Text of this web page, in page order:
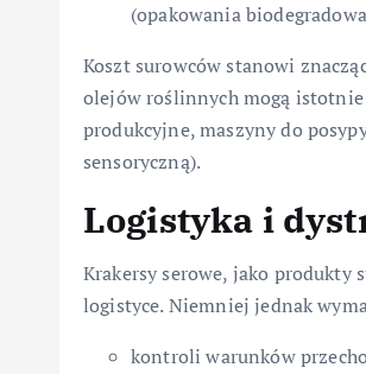
(opakowania
Koszt surowców stanowi
olejów roślinnych mogą
produkcyjne, maszyny do
sensoryczną).
Logistyka i
Krakersy serowe, jako produkty
logistyce. Niemniej jednak
kontroli warunków